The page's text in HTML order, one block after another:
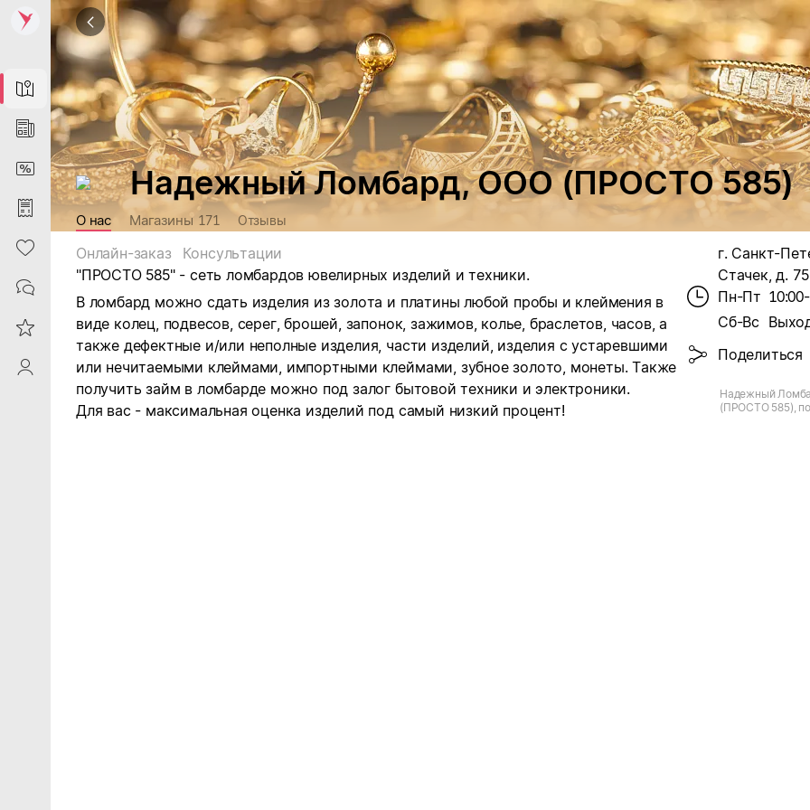
Map
News
DiscountCard
Purchases
Heart
Contacts
Reviews
ProfileSaby
Надежный Ломбард, ООО (ПРОСТО 585)
О нас Магазины 171 Отзывы
Онлайн-заказ
Консультации
"ПРОСТО 585" - сеть ломбардов ювелирных изделий и техники.
В ломбард можно сдать изделия из золота и платины любой пробы и клеймения в
виде колец, подвесов, серег, брошей, запонок, зажимов, колье, браслетов, часов, а
также дефектные и/или неполные изделия, части изделий, изделия с устаревшими
или нечитаемыми клеймами, импортными клеймами, зубное золото, монеты. Также
получить займ в ломбарде можно под залог бытовой техники и электроники.
Для вас - максимальная оценка изделий под самый низкий процент!
г. Санкт-
Стачек, д. 75
Пн-Пт
Сб-Вс
Поделиться
Надежный
(ПРОСТО 585),